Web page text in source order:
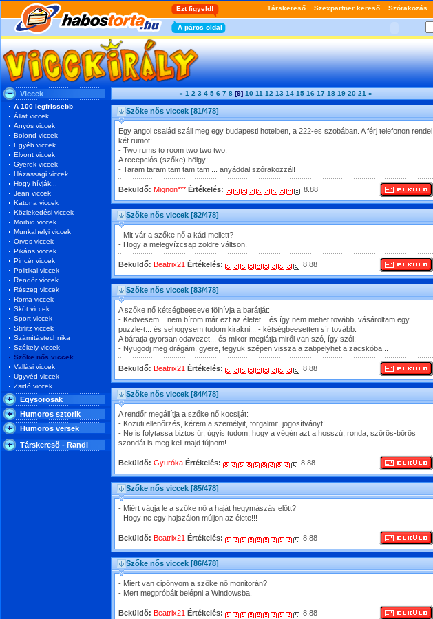
Viccek
A 100 legfrissebb
Állat viccek
Anyós viccek
Bolond viccek
Egyéb viccek
Elvont viccek
Gyerek viccek
Házassági viccek
Hogy hívják...
Jean viccek
Katona viccek
Közlekedési viccek
Morbid viccek
Munkahelyi viccek
Orvos viccek
Pikáns viccek
Pincér viccek
Politikai viccek
Rendőr viccek
Részeg viccek
Roma viccek
Skót viccek
Sport viccek
Stirlitz viccek
Számítástechnika
Székely viccek
Szőke nős viccek
Vallási viccek
Ügyvéd viccek
Zsidó viccek
Egysorosak
Humoros sztorik
Humoros versek
Társkereső - Randi
« 1 2 3 4 5 6 7 8 [9] 10 11 12 13 14 15 16 17 18 19 20 21 »
Szőke nős viccek [81/478]
Egy angol család száll meg egy budapesti hotelben, a 222-es szobában. A férj telefonon rendel
két rumot:
- Two rums to room two two two.
A recepciós (szőke) hölgy:
- Taram taram tam tam tam ... anyáddal szórakozzál!
Beküldő: Mignon*** Értékelés: 8.88
Szőke nős viccek [82/478]
- Mit vár a szőke nő a kád mellett?
- Hogy a melegvízcsap zöldre váltson.
Beküldő: Beatrix21 Értékelés: 8.88
Szőke nős viccek [83/478]
A szőke nő kétségbeeseve fölhívja a barátját:
- Kedvesem... nem bírom már ezt az életet... és így nem mehet tovább, vásároltam egy
puzzle-t... és sehogysem tudom kirakni... - kétségbeesetten sír tovább.
A báratja gyorsan odavezet... és mikor meglátja miről van szó, így szól:
- Nyugodj meg drágám, gyere, tegyük szépen vissza a zabpelyhet a zacskóba...
Beküldő: Beatrix21 Értékelés: 8.88
Szőke nős viccek [84/478]
A rendőr megállítja a szőke nő kocsiját:
- Közuti ellenőrzés, kérem a személyit, forgalmit, jogosítványt!
- Ne is folytassa biztos úr, úgyis tudom, hogy a végén azt a hosszú, ronda, szőrös-bőrös
szondát is meg kell majd fújnom!
Beküldő: Gyuróka Értékelés: 8.88
Szőke nős viccek [85/478]
- Miért vágja le a szőke nő a haját hegymászás előtt?
- Hogy ne egy hajszálon múljon az élete!!!
Beküldő: Beatrix21 Értékelés: 8.88
Szőke nős viccek [86/478]
- Miert van cipőnyom a szőke nő monitorán?
- Mert megpróbált belépni a Windowsba.
Beküldő: Beatrix21 Értékelés: 8.88